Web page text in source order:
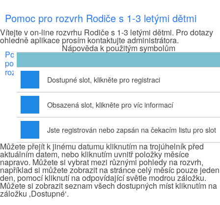
Pomoc pro rozvrh Rodiče s 1-3 letými dětmi
Vítejte v on-line rozvrhu Rodiče s 1-3 letými dětmi. Pro dotazy
ohledně aplikace prosím kontaktujte administrátora.
Nápověda k použitým symbolům
Dostupné slot, klikněte pro registraci
Obsazená slot, klikněte pro víc informací
Jste registrován nebo zapsán na čekacím listu pro slot
Pohyb
po
rozvrhu
Můžete přejít k jinému datumu kliknutím na trojúhelník před
aktuálním datem, nebo kliknutím uvnitř položky měsíce
napravo. Můžete si vybrat mezi různými pohledy na rozvrh,
například si můžete zobrazit na stránce celý měsíc pouze jeden
den, pomocí kliknutí na odpovídající světle modrou záložku.
Můžete si zobrazit seznam všech dostupných míst kliknutím na
záložku ‚Dostupné‘.